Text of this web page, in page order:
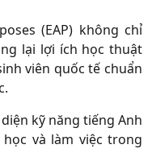
(EAP) không chỉ
lại lợi ích học thuật
viên quốc tế chuẩn
kỹ năng tiếng Anh
và làm việc trong